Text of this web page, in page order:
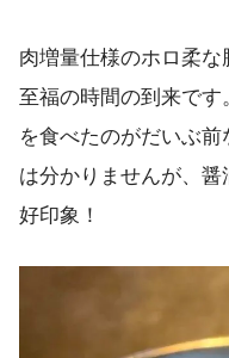
肉増量仕様のホロ柔
至福の時間の到来で
を食べたのがだいぶ
は分かりませんが、
好印象！